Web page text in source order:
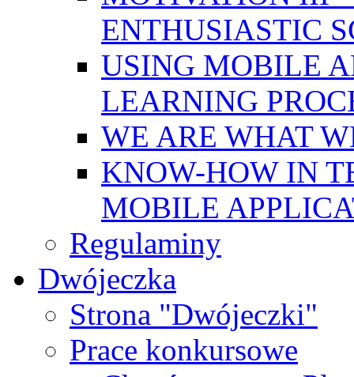
ENTHUSIASTIC
USING MOBILE
LEARNING
WE ARE WHAT
KNOW-HOW IN
MOBILE
Regulaminy
Dwójeczka
Strona "Dwójeczki"
Prace konkursowe